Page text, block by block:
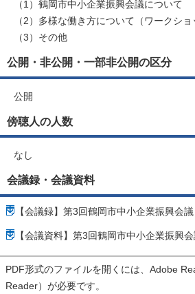
（1）鶴岡市中小企業振興会議について
（2）多様な働き方について（ワークショ
（3）その他
公開・非公開・一部非公開の区分
公開
傍聴人の人数
なし
会議録・会議資料
【会議録】第3回鶴岡市中小企業振興会議
【会議資料】第3回鶴岡市中小企業振興
PDF形式のファイルを開くには、Adobe
Reader）が必要です。